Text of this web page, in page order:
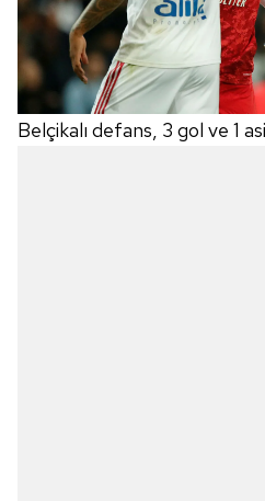
Belçikalı defans, 3 gol ve 1